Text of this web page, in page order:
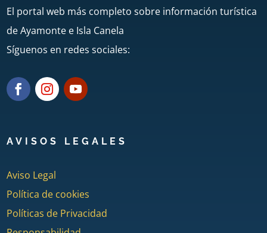
El portal web más completo sobre información turística
de Ayamonte e Isla Canela
Síguenos en redes sociales:
AVISOS LEGALES
Aviso Legal
Política de cookies
Políticas de Privacidad